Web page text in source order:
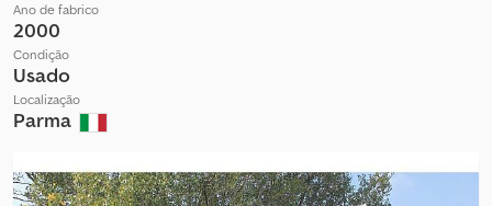
Ano de fabrico
2000
Condição
Usado
Localização
Parma